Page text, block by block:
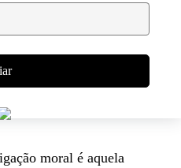
moral é aquela